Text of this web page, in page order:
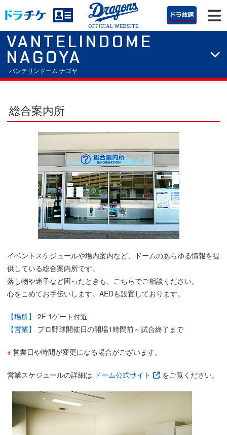
VANTELINDOME
NAGOYA
バンテリンドーム ナゴヤ
総合案内所
イベントスケジュールや場内案内など、ドームのあらゆる情報を提
供している総合案内所です。
落し物や迷子など困ったときも、こちらでご相談ください。
心をこめてお手伝いします。AEDも設置しております。
【場所】 2F 1ゲート付近
【営業】
プロ野球開催日の開場1時間前～試合終了まで
営業日や時間が変更になる場合がございます。
営業スケジュールの詳細は ドーム公式サイト をご覧ください。